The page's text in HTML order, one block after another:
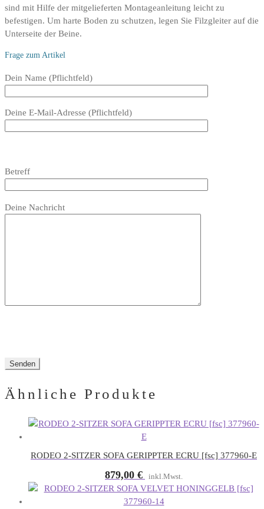
sind mit Hilfe der mitgelieferten Montageanleitung leicht zu
befestigen. Um harte Boden zu schutzen, legen Sie Filzgleiter auf die
Unterseite der Beine.
Frage zum Artikel
Bitte
Feld
Dein Name (Pflichtfeld)
Deine E-Mail-Adresse (Pflichtfeld)
dieses
lasse
leer.
Betreff
lasse
Deine Nachricht
Ähnliche Produkte
RODEO 2-SITZER SOFA GERIPPTER ECRU [fsc] 377960-E
879,00 € inkl.Mwst.